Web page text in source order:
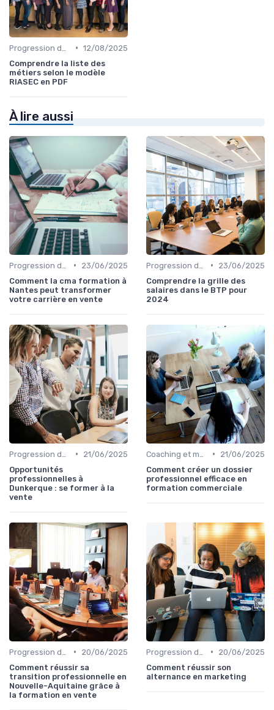
• 12/08/2025
Comprendre la liste des
métiers selon le modèle
RIASEC en PDF
À lire aussi
•
23/06/2025
Comment la cma formation à
Nantes peut transformer
votre carrière en vente
•
23/06/2025
Comprendre la grille des
salaires dans le BTP pour
2024
•
21/06/2025
Opportunités
professionnelles à
Dunkerque : se former à la
vente
•
21/06/2025
Comment créer un dossier
professionnel efficace en
formation commerciale
•
20/06/2025
Comment réussir sa
transition professionnelle en
Nouvelle-Aquitaine grâce à
la formation en vente
•
20/06/2025
Comment réussir son
alternance en marketing